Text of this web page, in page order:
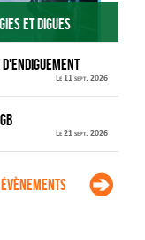
et digues
Le 11 sept. 2026
Le 21 sept. 2026